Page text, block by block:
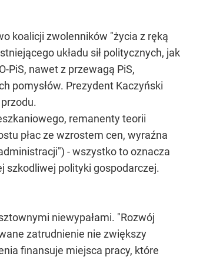
koalicji zwolenników "życia z ręką
układu sił politycznych, jak
PiS, nawet z przewagą PiS,
pomysłów. Prezydent Kaczyński
remanenty teorii
płac ze wzrostem cen, wyraźna
- wszystko to oznacza
szkodliwej polityki gospodarczej.
niewypałami. "Rozwój
zatrudnienie nie zwiększy
finansuje miejsca pracy, które